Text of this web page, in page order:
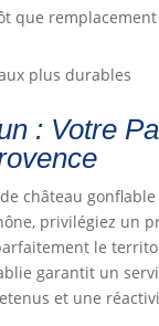
que remplacement
plus durables
: Votre
château
privilégiez un
le
garantit un
et une